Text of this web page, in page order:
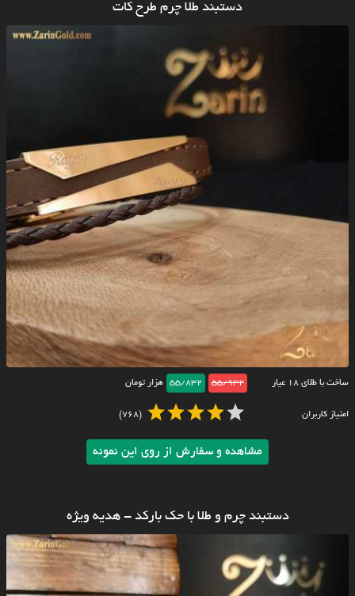
دستبند طلا چرم طرح کات
ساخت با طلای ۱۸ عیار 55/932
55/832 هزار تومان
امتیاز کاربران (768)
مشاهده و سفارش از روی این نمونه
دستبند چرم و طلا با حک بارکد - هدیه ویژه